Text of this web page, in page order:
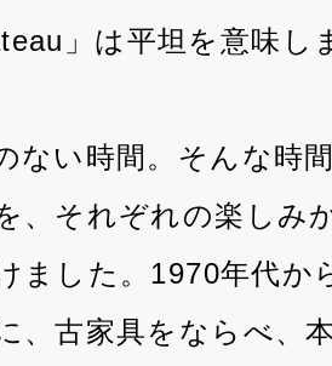
」は平坦を意味し
ない時間。そんな時
、それぞれの楽しみ
ました。1970年代か
、古家具をならべ、